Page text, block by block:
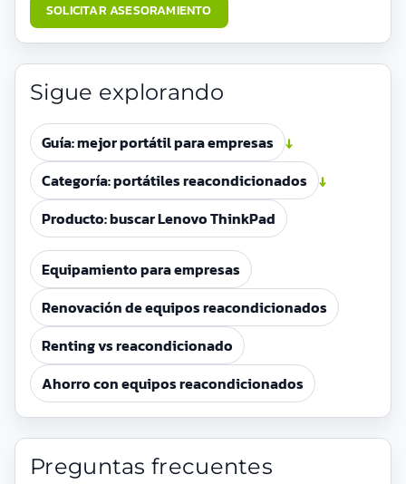
SOLICITAR ASESORAMIENTO
Sigue explorando
Guía: mejor portátil para empresas ↓
Categoría: portátiles reacondicionados ↓
Producto: buscar Lenovo ThinkPad
Equipamiento para empresas
Renovación de equipos reacondicionados
Renting vs reacondicionado
Ahorro con equipos reacondicionados
Preguntas frecuentes